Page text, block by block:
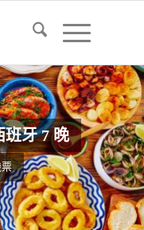
牙 7 晚